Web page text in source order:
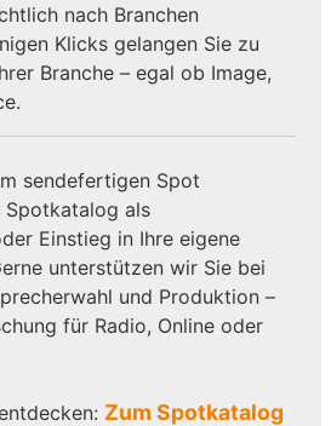
nach Branchen
Klicks gelangen Sie zu
Branche – egal ob Image,
sendefertigen Spot
Spotkatalog als
Einstieg in Ihre eigene
unterstützen wir Sie bei
und Produktion –
für Radio, Online oder
Zum Spotkatalog